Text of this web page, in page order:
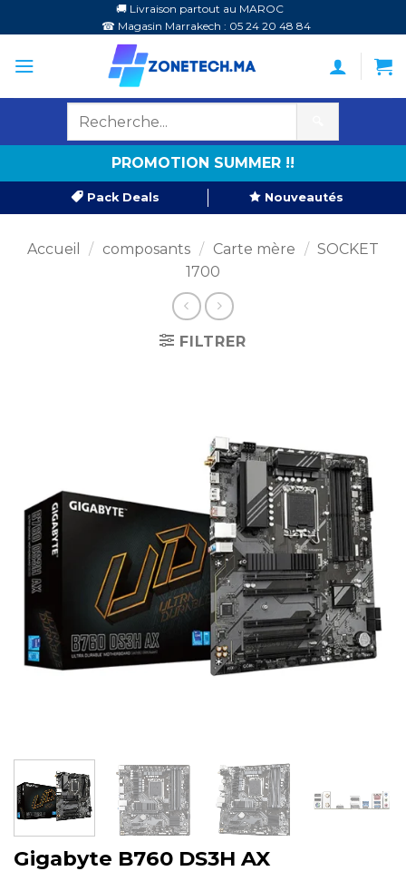
au
contenu
🚚 Livraison partout au MAROC
☎ Magasin Marrakech : 05 24 20 48 84
PROMOTION SUMMER !!
Pack Deals Nouveautés
Accueil / composants / Carte mère / SOCKET
1700
FILTRER
Gigabyte B760 DS3H AX